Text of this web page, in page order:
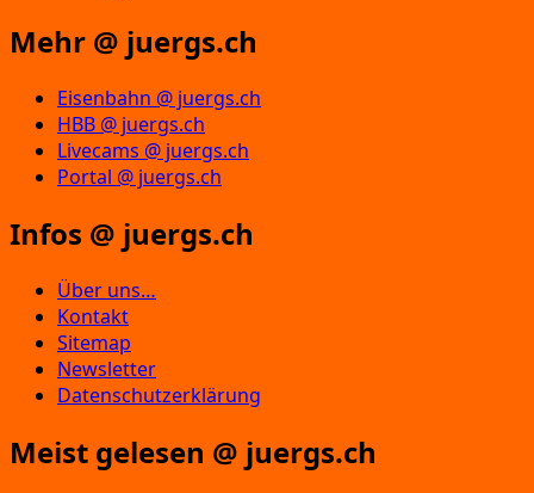
Mehr @ juergs.ch
Eisenbahn @ juergs.ch
HBB @ juergs.ch
Livecams @ juergs.ch
Portal @ juergs.ch
Infos @ juergs.ch
Über uns…
Kontakt
Sitemap
Newsletter
Datenschutzerklärung
Meist gelesen @ juergs.ch